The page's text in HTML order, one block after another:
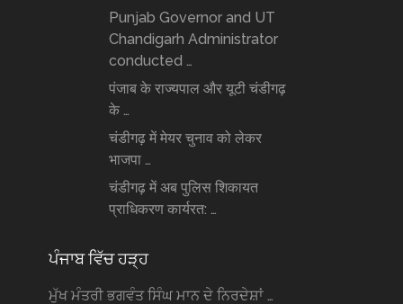
Punjab Governor and UT
Chandigarh Administrator
conducted …
पंजाब के राज्यपाल और यूटी चंडीगढ़
के …
चंडीगढ़ में मेयर चुनाव को लेकर
भाजपा …
चंडीगढ़ में अब पुलिस शिकायत
प्राधिकरण कार्यरत: …
ਪੰਜਾਬ ਵਿੱਚ ਹੜ੍ਹ
ਮੁੱਖ ਮੰਤਰੀ ਭਗਵੰਤ ਸਿੰਘ ਮਾਨ ਦੇ ਨਿਰਦੇਸ਼ਾਂ …